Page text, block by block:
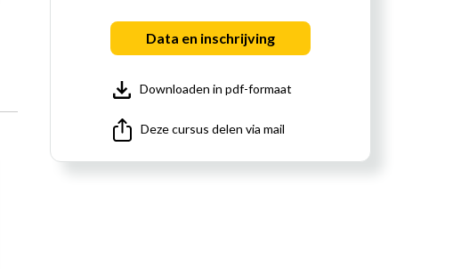
Data en inschrijving
Downloaden in pdf-formaat
Deze cursus delen via mail